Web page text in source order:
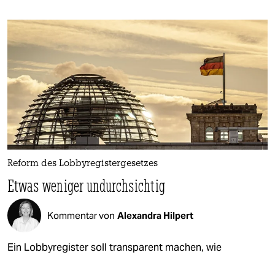
Reform des Lobbyregistergesetzes
Etwas weniger undurchsichtig
Kommentar von Alexandra Hilpert
Ein Lobbyregister soll transparent machen, wie